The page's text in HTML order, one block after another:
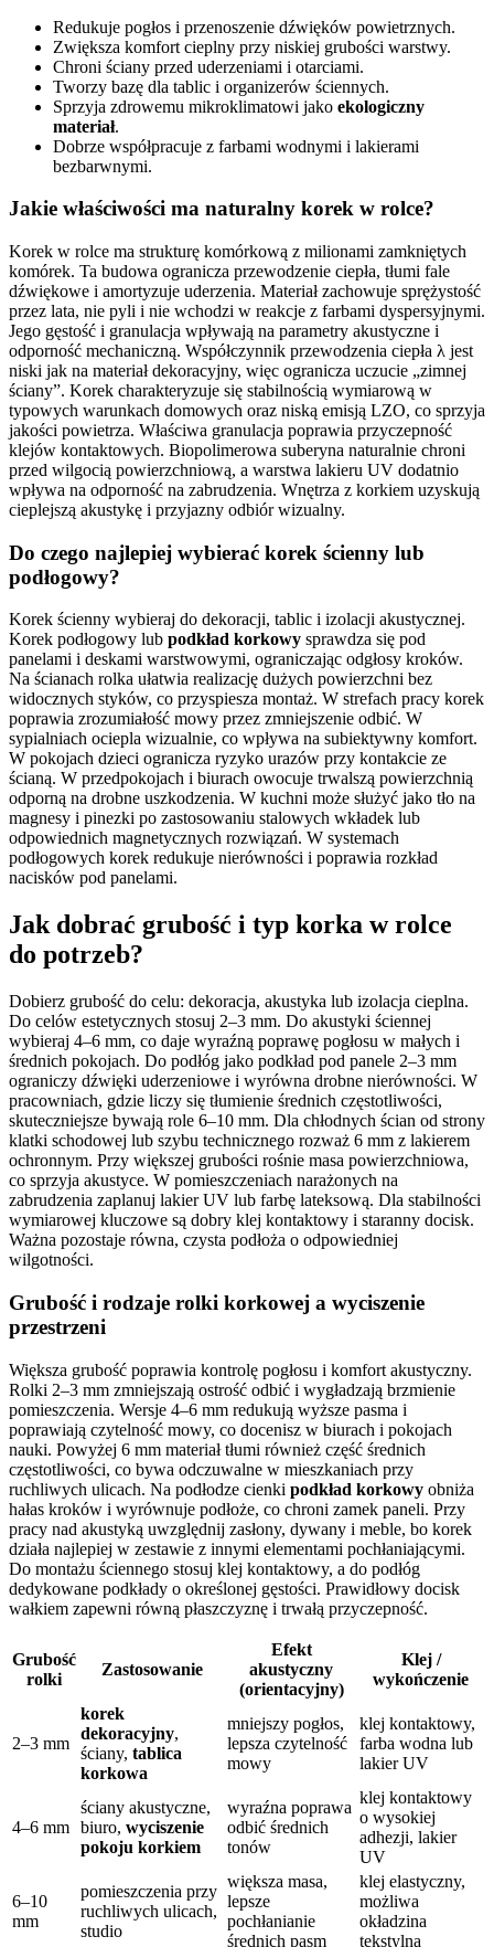
Redukuje pogłos i przenoszenie dźwięków powietrznych.
Zwiększa komfort cieplny przy niskiej grubości warstwy.
Chroni ściany przed uderzeniami i otarciami.
Tworzy bazę dla tablic i organizerów ściennych.
Sprzyja zdrowemu mikroklimatowi jako ekologiczny
materiał.
Dobrze współpracuje z farbami wodnymi i lakierami
bezbarwnymi.
Jakie właściwości ma naturalny korek w rolce?
Korek w rolce ma strukturę komórkową z milionami zamkniętych
komórek. Ta budowa ogranicza przewodzenie ciepła, tłumi fale
dźwiękowe i amortyzuje uderzenia. Materiał zachowuje sprężystość
przez lata, nie pyli i nie wchodzi w reakcje z farbami dyspersyjnymi.
Jego gęstość i granulacja wpływają na parametry akustyczne i
odporność mechaniczną. Współczynnik przewodzenia ciepła λ jest
niski jak na materiał dekoracyjny, więc ogranicza uczucie „zimnej
ściany”. Korek charakteryzuje się stabilnością wymiarową w
typowych warunkach domowych oraz niską emisją LZO, co sprzyja
jakości powietrza. Właściwa granulacja poprawia przyczepność
klejów kontaktowych. Biopolimerowa suberyna naturalnie chroni
przed wilgocią powierzchniową, a warstwa lakieru UV dodatnio
wpływa na odporność na zabrudzenia. Wnętrza z korkiem uzyskują
cieplejszą akustykę i przyjazny odbiór wizualny.
Do czego najlepiej wybierać korek ścienny lub
podłogowy?
Korek ścienny wybieraj do dekoracji, tablic i izolacji akustycznej.
Korek podłogowy lub podkład korkowy sprawdza się pod
panelami i deskami warstwowymi, ograniczając odgłosy kroków.
Na ścianach rolka ułatwia realizację dużych powierzchni bez
widocznych styków, co przyspiesza montaż. W strefach pracy korek
poprawia zrozumiałość mowy przez zmniejszenie odbić. W
sypialniach ociepla wizualnie, co wpływa na subiektywny komfort.
W pokojach dzieci ogranicza ryzyko urazów przy kontakcie ze
ścianą. W przedpokojach i biurach owocuje trwalszą powierzchnią
odporną na drobne uszkodzenia. W kuchni może służyć jako tło na
magnesy i pinezki po zastosowaniu stalowych wkładek lub
odpowiednich magnetycznych rozwiązań. W systemach
podłogowych korek redukuje nierówności i poprawia rozkład
nacisków pod panelami.
Jak dobrać grubość i typ korka w rolce
do potrzeb?
Dobierz grubość do celu: dekoracja, akustyka lub izolacja cieplna.
Do celów estetycznych stosuj 2–3 mm. Do akustyki ściennej
wybieraj 4–6 mm, co daje wyraźną poprawę pogłosu w małych i
średnich pokojach. Do podłóg jako podkład pod panele 2–3 mm
ograniczy dźwięki uderzeniowe i wyrówna drobne nierówności. W
pracowniach, gdzie liczy się tłumienie średnich częstotliwości,
skuteczniejsze bywają role 6–10 mm. Dla chłodnych ścian od strony
klatki schodowej lub szybu technicznego rozważ 6 mm z lakierem
ochronnym. Przy większej grubości rośnie masa powierzchniowa,
co sprzyja akustyce. W pomieszczeniach narażonych na
zabrudzenia zaplanuj lakier UV lub farbę lateksową. Dla stabilności
wymiarowej kluczowe są dobry klej kontaktowy i staranny docisk.
Ważna pozostaje równa, czysta podłoża o odpowiedniej
wilgotności.
Grubość i rodzaje rolki korkowej a wyciszenie
przestrzeni
Większa grubość poprawia kontrolę pogłosu i komfort akustyczny.
Rolki 2–3 mm zmniejszają ostrość odbić i wygładzają brzmienie
pomieszczenia. Wersje 4–6 mm redukują wyższe pasma i
poprawiają czytelność mowy, co docenisz w biurach i pokojach
nauki. Powyżej 6 mm materiał tłumi również część średnich
częstotliwości, co bywa odczuwalne w mieszkaniach przy
ruchliwych ulicach. Na podłodze cienki podkład korkowy obniża
hałas kroków i wyrównuje podłoże, co chroni zamek paneli. Przy
pracy nad akustyką uwzględnij zasłony, dywany i meble, bo korek
działa najlepiej w zestawie z innymi elementami pochłaniającymi.
Do montażu ściennego stosuj klej kontaktowy, a do podłóg
dedykowane podkłady o określonej gęstości. Prawidłowy docisk
wałkiem zapewni równą płaszczyznę i trwałą przyczepność.
Grubość
rolki
Zastosowanie
Efekt
akustyczny
(orientacyjny)
Klej /
wykończenie
2–3 mm
korek
dekoracyjny,
ściany, tablica
korkowa
mniejszy pogłos,
lepsza czytelność
mowy
klej kontaktowy,
farba wodna lub
lakier UV
4–6 mm
ściany akustyczne,
biuro, wyciszenie
pokoju korkiem
wyraźna poprawa
odbić średnich
tonów
klej kontaktowy
o wysokiej
adhezji, lakier
UV
6–10
mm
pomieszczenia przy
ruchliwych ulicach,
studio
większa masa,
lepsze
pochłanianie
średnich pasm
klej elastyczny,
możliwa
okładzina
tekstylna